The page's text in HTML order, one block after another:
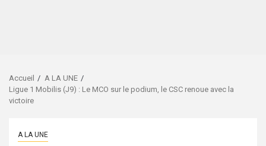
Accueil
A LA UNE
Ligue 1 Mobilis (J9) : Le MCO sur le podium, le CSC renoue avec la
victoire
A LA UNE